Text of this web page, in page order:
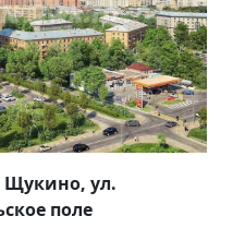
Щукино, ул.
поле